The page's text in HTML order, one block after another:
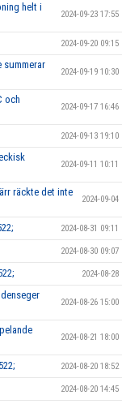
helt i
2024-09-23 17:55
2024-09-20 09:15
summerar
2024-09-19 10:30
och
2024-09-17 16:46
2024-09-13 19:10
2024-09-11 10:11
räckte det inte
2024-09-04
2024-08-31 09:11
2024-08-30 09:07
2024-08-28
2024-08-26 15:00
2024-08-21 18:00
2024-08-20 18:52
2024-08-20 14:45